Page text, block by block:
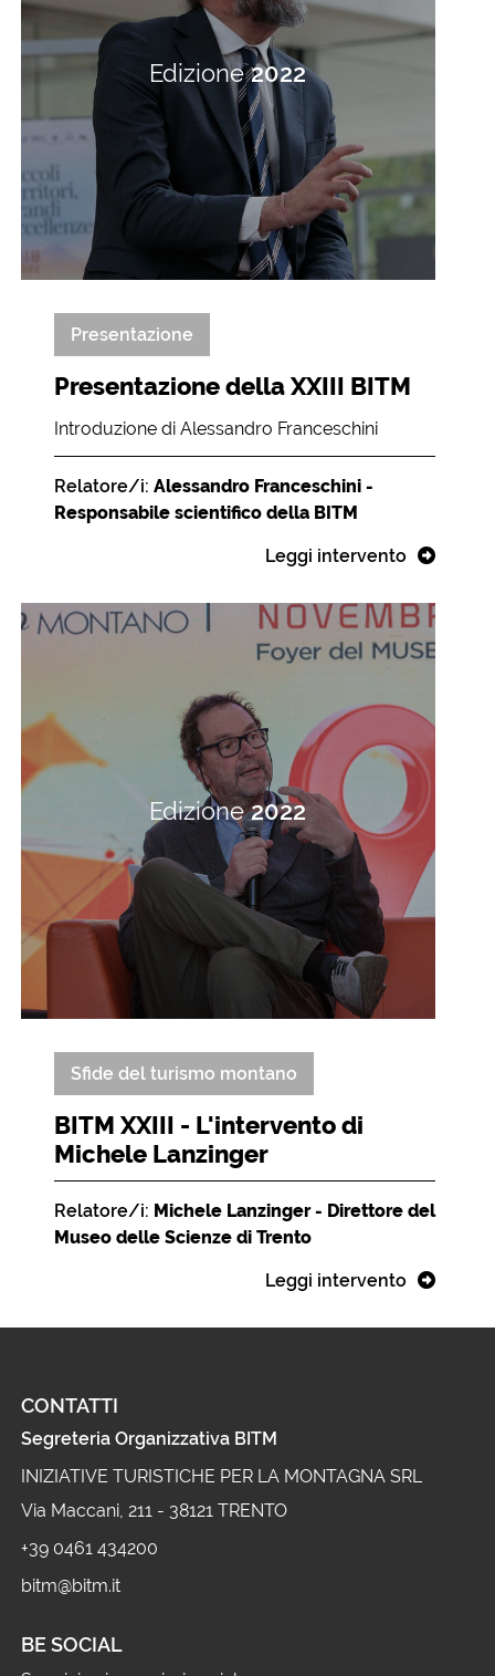
Edizione2022
Presentazione
Presentazione della XXIII BITM
Introduzione di Alessandro Franceschini
Relatore/i: Alessandro Franceschini -
Responsabile scientifico della BITM
Leggi intervento
Edizione2022
Sfide del turismo montano
BITM XXIII - L'intervento di
Michele Lanzinger
Relatore/i: Michele Lanzinger - Direttore del
Museo delle Scienze di Trento
Leggi intervento
CONTATTI
Segreteria Organizzativa BITM
INIZIATIVE TURISTICHE PER LA MONTAGNA SRL
Via Maccani, 211 - 38121 TRENTO
+39 0461 434200
bitm@bitm.it
BE SOCIAL